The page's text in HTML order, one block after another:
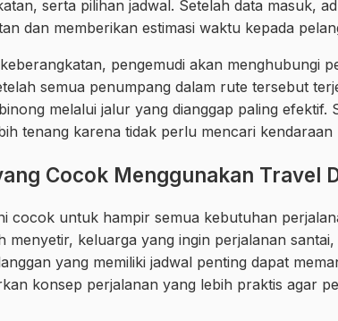
serta pilihan jadwal. Setelah data masuk,
dan memberikan estimasi waktu kepada
pengemudi akan menghubungi
semua penumpang dalam rute tersebut
melalui jalur yang dianggap paling efektif.
tenang karena tidak perlu mencari kendaraan
Cocok Menggunakan Travel
cocok untuk hampir semua kebutuhan
menyetir, keluarga yang ingin perjalanan
yang memiliki jadwal penting dapat
konsep perjalanan yang lebih praktis agar